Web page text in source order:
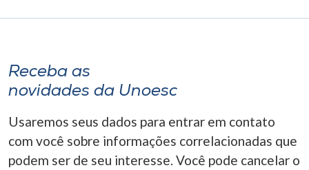
Receba as
novidades da Unoesc
Usaremos seus dados para entrar em contato
com você sobre informações correlacionadas que
podem ser de seu interesse. Você pode cancelar o